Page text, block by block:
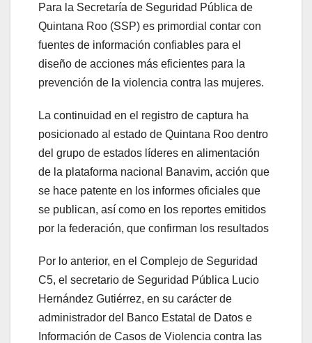
Para la Secretaría de Seguridad Pública de
Quintana Roo (SSP) es primordial contar con
fuentes de información confiables para el
diseño de acciones más eficientes para la
prevención de la violencia contra las mujeres.
La continuidad en el registro de captura ha
posicionado al estado de Quintana Roo dentro
del grupo de estados líderes en alimentación
de la plataforma nacional Banavim, acción que
se hace patente en los informes oficiales que
se publican, así como en los reportes emitidos
por la federación, que confirman los resultados
Por lo anterior, en el Complejo de Seguridad
C5, el secretario de Seguridad Pública Lucio
Hernández Gutiérrez, en su carácter de
administrador del Banco Estatal de Datos e
Información de Casos de Violencia contra las